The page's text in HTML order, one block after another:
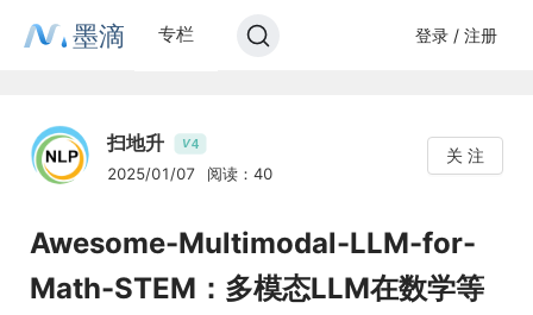
墨滴 专栏 登录 / 注册
扫地升 V4
2025/01/07 阅读：40
关 注
Awesome-Multimodal-LLM-for-
Math-STEM：多模态LLM在数学等